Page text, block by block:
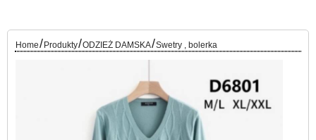
Home/ Produkty/ODZIEŻ DAMSKA/Swetry , bolerka